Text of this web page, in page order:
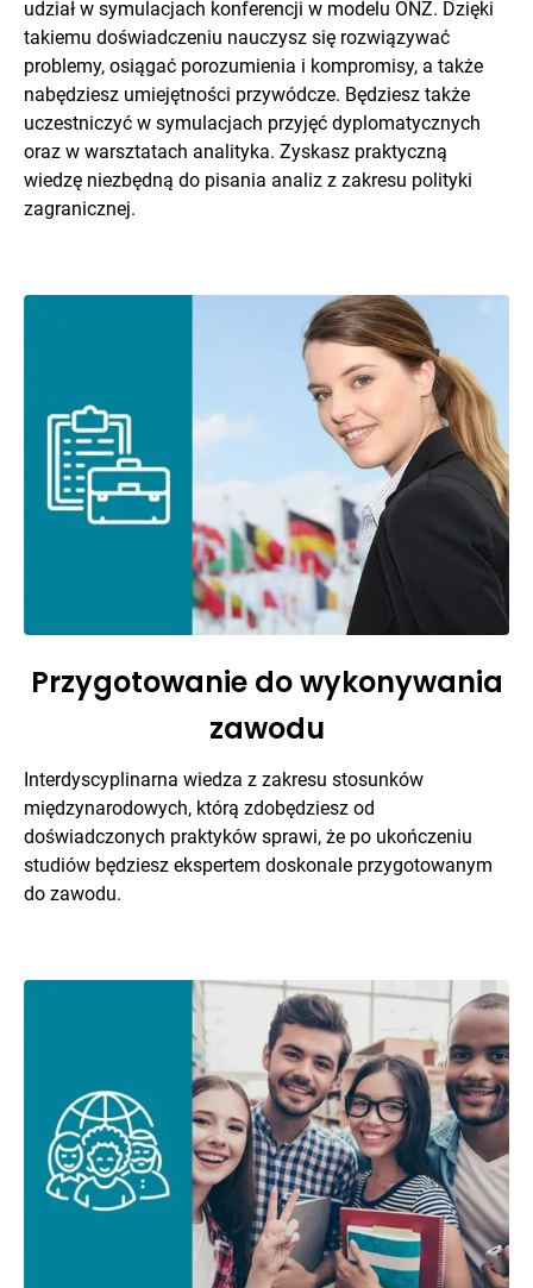
udział w symulacjach konferencji w modelu ONZ. Dzięki
takiemu doświadczeniu nauczysz się rozwiązywać
problemy, osiągać porozumienia i kompromisy, a także
nabędziesz umiejętności przywódcze. Będziesz także
uczestniczyć w symulacjach przyjęć dyplomatycznych
oraz w warsztatach analityka. Zyskasz praktyczną
wiedzę niezbędną do pisania analiz z zakresu polityki
zagranicznej.
Przygotowanie do wykonywania
zawodu
Interdyscyplinarna wiedza z zakresu stosunków
międzynarodowych, którą zdobędziesz od
doświadczonych praktyków sprawi, że po ukończeniu
studiów będziesz ekspertem doskonale przygotowanym
do zawodu.